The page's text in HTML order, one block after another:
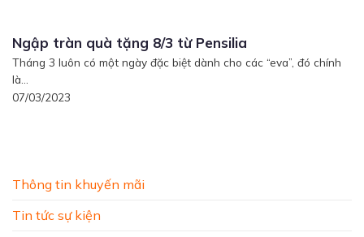
Thông tin khuyến mãi
Tin tức sự kiện
Ngập tràn quà tặng 8/3 từ Pensilia
Tháng 3 luôn có một ngày đặc biệt dành cho các “eva”, đó chính
là...
07/03/2023